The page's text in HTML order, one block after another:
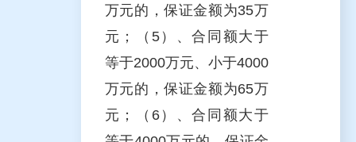
万元的，保证金额为35万
元；（5）、合同额大于
等于2000万元、小于4000
万元的，保证金额为65万
元；（6）、合同额大于